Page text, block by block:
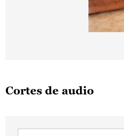
Cortes de audio